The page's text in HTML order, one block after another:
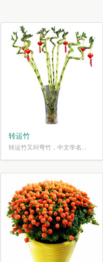
转运竹
转运竹又叫弯竹，中文学名...